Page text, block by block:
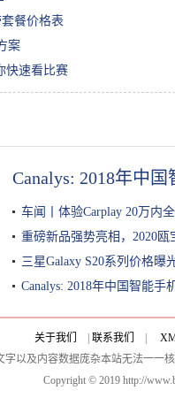
餐价格表
案
快速看比赛
Canalys: 2018年中
车闻丨体验Carplay 20万内
重磅新品强势亮相，2020
三星Galaxy S20系列价格曝
Canalys: 2018年中国智能手
关于我们 联系我们
以及内容数据庞杂本站无法一一
Copyright © 2019 http://